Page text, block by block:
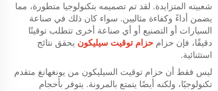
شعبيته المتزايدة. لقد تم تصميمه بتكنولوجيا متطورة، مما
يضمن أداءً وكفاءة مثاليين. سواء كان ذلك في صناعة
السيارات أو التصنيع أو أي صناعة أخرى تتطلب توقيتًا
دقيقًا، فإن حزام حزام توقيت سيليكون يحقق نتائج
استثنائية.
ليس فقط أن حزام توقيت السيليكون من يونغهانغ متقدم
تكنولوجيًا، ولكنه أيضًا يتمتع بالمرونة. يتوفر بأحجام